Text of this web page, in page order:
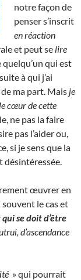
notre façon de
penser s’inscrit
en réaction
et peut se lire
qui est
à qui j’ai
ma part. Mais je
cœur de cette
ne pas la faire
pas l’aider ou,
si je sens que la
désintéressée.
œuvrer en
le cas et
se doit d’être
d’ascendance
» qui pourrait